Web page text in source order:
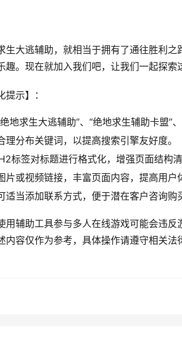
生大逃辅助，就相当于拥有了通往胜利
趣。现在就加入我们吧，让我们一起探索
提示】：
地求生大逃辅助”、“绝地求生辅助卡盟”、
理分布关键词，以提高搜索引擎友好度。
标签对标题进行格式化，增强页面结构清
片或视频链接，丰富页面内容，提高用户
适当添加联系方式，便于潜在客户咨询购
用辅助工具参与多人在线游戏可能会违
内容仅作为参考，具体操作请遵守相关法